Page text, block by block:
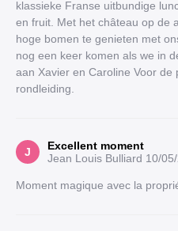
klassieke Franse uitbundige
en fruit. Met het château op de
hoge bomen te genieten met
nog een keer komen als we in
aan Xavier en Caroline Voor
rondleiding.
J
Excellent moment
Jean Louis Bulliard 10/
Moment magique avec la